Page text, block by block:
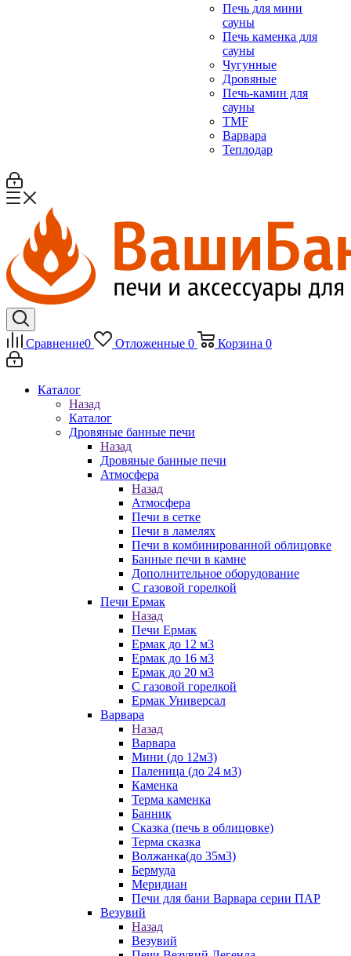
Печь для мини
сауны
Печь каменка для
сауны
Чугунные
Дровяные
Печь-камин для
сауны
TMF
Варвара
Теплодар
Сравнение0 Отложенные 0 Корзина 0
Каталог
Назад
Каталог
Дровяные банные печи
Назад
Дровяные банные печи
Атмосфера
Назад
Атмосфера
Печи в сетке
Печи в ламелях
Печи в комбинированной облицовке
Банные печи в камне
Дополнительное оборудование
С газовой горелкой
Печи Ермак
Назад
Печи Ермак
Ермак до 12 м3
Ермак до 16 м3
Ермак до 20 м3
С газовой горелкой
Ермак Универсал
Варвара
Назад
Варвара
Мини (до 12м3)
Паленица (до 24 м3)
Каменка
Терма каменка
Банник
Сказка (печь в облицовке)
Терма сказка
Волжанка(до 35м3)
Бермуда
Меридиан
Печи для бани Варвара серии ПАР
Везувий
Назад
Везувий